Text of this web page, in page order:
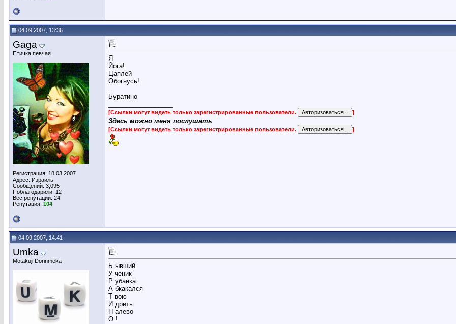
04.09.2007, 13:36
Gaga
Птичка певчая
Регистрация: 18.03.2007
Адрес: Израиль
Сообщений: 3,095
Поблагодарили: 12
Вес репутации: 24
Репутация: 104
Я
Йога!
Цаплей
Обогнусь!
Буратино
[Ссылки могут видеть только зарегистрированные пользователи. ]
Здесь можно меня послушать
[Ссылки могут видеть только зарегистрированные пользователи. ]
04.09.2007, 14:41
Umka
Motakuji Dorinmeka
Б ывший
У ченик
Р убанка
А бкакался
Т вою
И дрить
Н алево
O !